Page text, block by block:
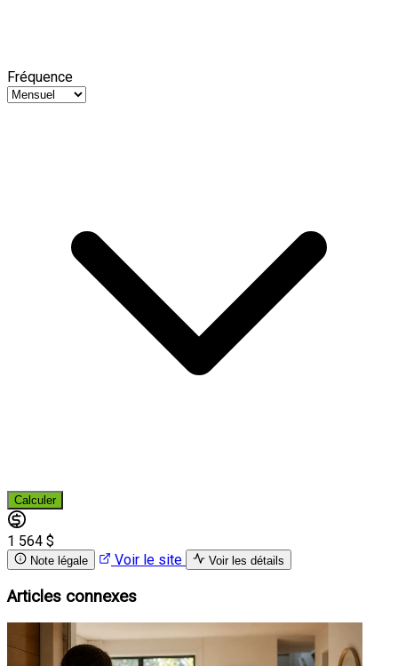
Fréquence
Calculer
1 564 $
Note légale Voir le site Voir les détails
Articles connexes